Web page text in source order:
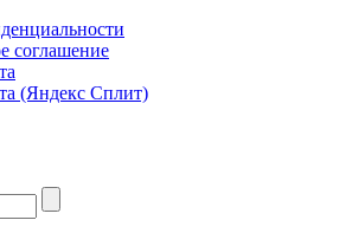
соглашение
(Яндекс Сплит)